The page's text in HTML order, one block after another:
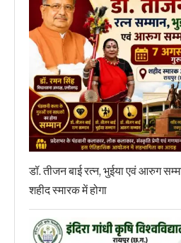
डॉ. तीजन बाई रत्न, भुईया एवं आरुग
शहीद स्मारक में होगा